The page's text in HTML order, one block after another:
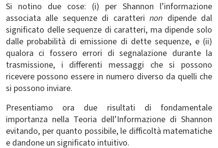
Si notino due cose: (i) per Shannon l’informazione
associata alle sequenze di caratterinon dipende dal
significato delle sequenze di caratteri, ma dipende solo
dalle probabilità di emissione di dette sequenze, e (ii)
qualora ci fossero errori di segnalazione durante la
trasmissione, i differenti messaggi che si possono
ricevere possono essere in numero diverso da quelli che
si possono inviare.
Presentiamo ora due risultati di fondamentale
importanza nella Teoria dell’Informazione di Shannon
evitando, per quanto possibile, le difficoltà matematiche
e dandone un significato intuitivo.